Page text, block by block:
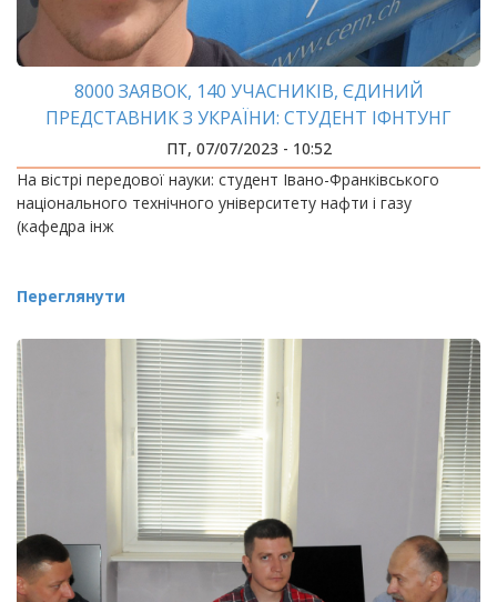
8000 ЗАЯВОК, 140 УЧАСНИКІВ, ЄДИНИЙ
ПРЕДСТАВНИК З УКРАЇНИ: СТУДЕНТ ІФНТУНГ
ВИГРАВ СТАЖУВАННЯ В CERN
ПТ, 07/07/2023 - 10:52
На вістрі передової науки: студент Івано-Франківського
національного технічного університету нафти і газу
(кафедра інж
Переглянути